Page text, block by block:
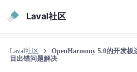
Laval社区
Laval社区
OpenHarmony 5.0的开发板
目出错问题解决